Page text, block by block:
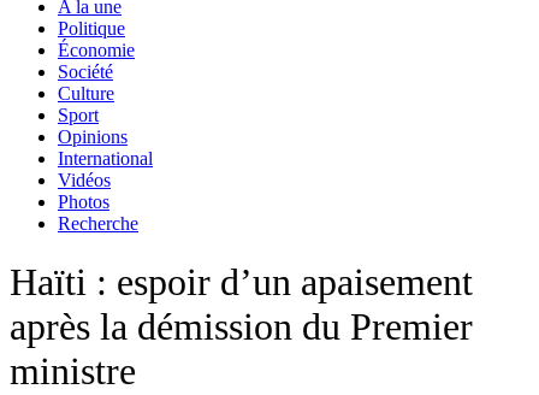
A la une
Politique
Économie
Société
Culture
Sport
Opinions
International
Vidéos
Photos
Recherche
Haïti : espoir d’un apaisement
après la démission du Premier
ministre